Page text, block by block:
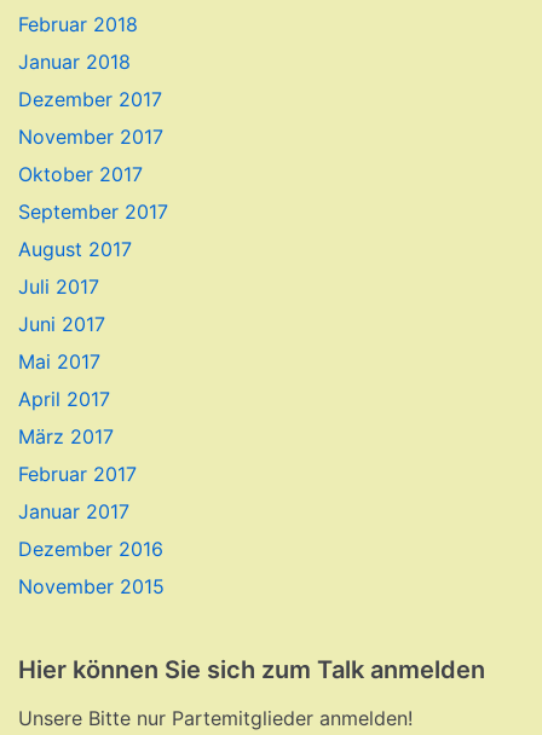
Februar 2018
Januar 2018
Dezember 2017
November 2017
Oktober 2017
September 2017
August 2017
Juli 2017
Juni 2017
Mai 2017
April 2017
März 2017
Februar 2017
Januar 2017
Dezember 2016
November 2015
Hier können Sie sich zum Talk anmelden
Unsere Bitte nur Partemitglieder anmelden!